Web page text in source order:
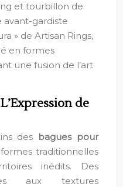
et tourbillon de
gardiste
» de Artisan Rings,
en formes
une fusion de l’art
de
des bagues pour
traditionnelles
inédits. Des
aux textures